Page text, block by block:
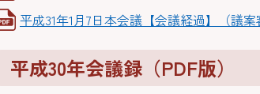
平成31年1月7日本会議【会議経過】（議
平成30年会議録（PDF版）